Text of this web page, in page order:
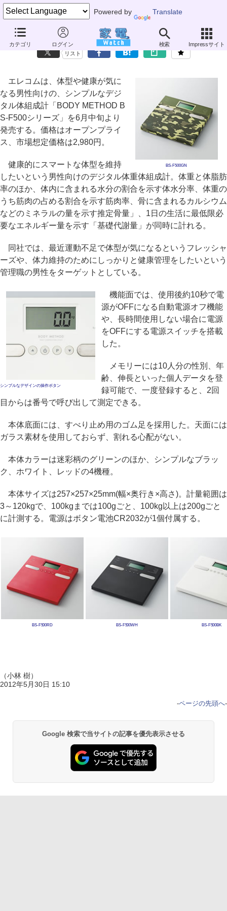
Powered by Translate
カテゴリ ログイン 検索 Impressサイト
エレコム、迷彩柄など男性向けデザインの体組成計
リスト
BS-F500GN
エレコムは、体型や健康が気に
なる男性向けの、シンプルなデジ
タル体組成計「BODY METHOD B
S-F500シリーズ」を6月中旬より
発売する。価格はオープンプライ
ス、市場想定価格は2,980円。
健康的にスマートな体型を維持
したいという男性向けのデジタル体重体組成計。体重と体脂肪
率のほか、体内に含まれる水分の割合を示す体水分率、体重の
うち筋肉の占める割合を示す筋肉率、骨に含まれるカルシウム
などのミネラルの量を示す推定骨量」、1日の生活に最低限必
要なエネルギー量を示す「基礎代謝量」が同時に計れる。
同社では、最近運動不足で体型が気になるというフレッシャ
ーズや、体力維持のためにしっかりと健康管理をしたいという
管理職の男性をターゲットとしている。
シンプルなデザインの操作ボタン
機能面では、使用後約10秒で電
源がOFFになる自動電源オフ機能
や、長時間使用しない場合に電源
をOFFにする電源スイッチを搭載
した。
メモリーには10人分の性別、年
齢、伸長といった個人データを登
録可能で、一度登録すると、2回
目からは番号で呼び出して測定できる。
本体底面には、すべり止め用のゴム足を採用した。天面には
ガラス素材を使用しておらず、割れる心配がない。
本体カラーは迷彩柄のグリーンのほか、シンプルなブラッ
ク、ホワイト、レッドの4機種。
本体サイズは257×257×25mm(幅×奥行き×高さ)。計量範囲は
3～120kgで、100kgまでは100gごと、100kg以上は200gごと
に計測する。電源はボタン電池CR2032が1個付属する。
BS-F500RD BS-F500WH BS-F500BK
（小林 樹）
2012年5月30日 15:10
-ページの先頭へ-
Google 検索で当サイトの記事を優先表示させる